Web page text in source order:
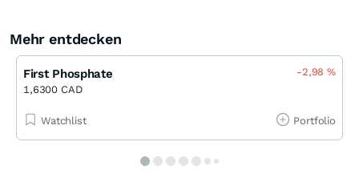
Mehr entdecken
First Phosphate
1,6300 CAD
-2,98%
Watchlist Portfolio